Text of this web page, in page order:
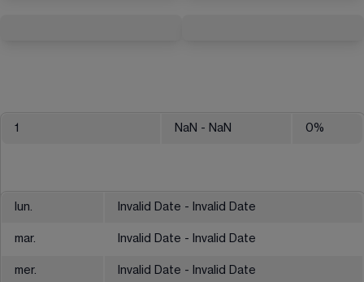
1 NaN - NaN 0%
lun. Invalid Date - Invalid Date
mar. Invalid Date - Invalid Date
mer. Invalid Date - Invalid Date